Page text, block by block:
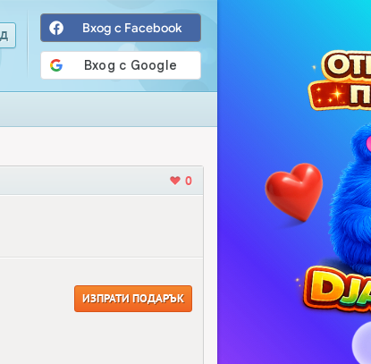
Вход с Facebook
0
ИЗПРАТИ ПОДАРЪК